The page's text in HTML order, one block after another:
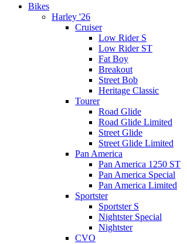
Bikes
Harley '26
Cruiser
Low Rider S
Low Rider ST
Fat Boy
Breakout
Street Bob
Heritage Classic
Tourer
Road Glide
Road Glide Limited
Street Glide
Street Glide Limited
Pan America
Pan America 1250 ST
Pan America Special
Pan America Limited
Sportster
Sportster S
Nightster Special
Nightster
CVO